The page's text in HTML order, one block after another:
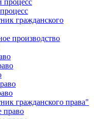
гражданского
производство
гражданского права"
право